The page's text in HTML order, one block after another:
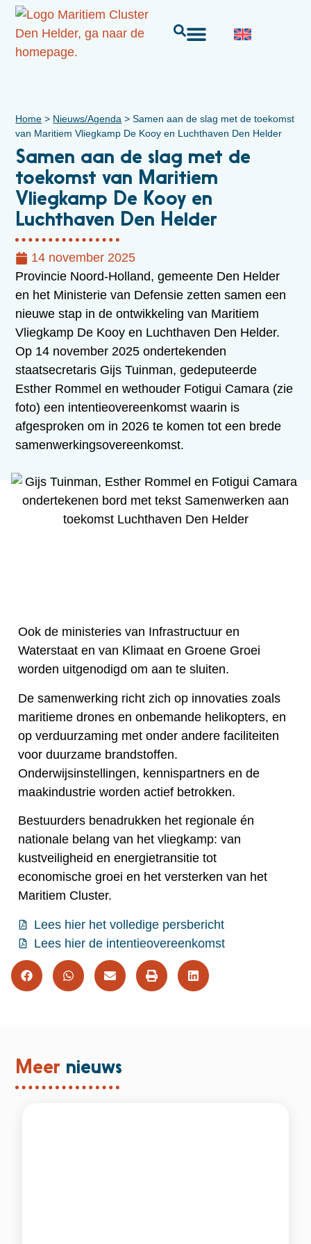
Home > Nieuws/Agenda >Samen aan de slag met de toekomst
van Maritiem Vliegkamp De Kooy en Luchthaven Den Helder
Samen aan de slag met de
toekomst van Maritiem
Vliegkamp De Kooy en
Luchthaven Den Helder
14 november 2025
Provincie Noord-Holland, gemeente Den Helder
en het Ministerie van Defensie zetten samen een
nieuwe stap in de ontwikkeling van Maritiem
Vliegkamp De Kooy en Luchthaven Den Helder.
Op 14 november 2025 ondertekenden
staatsecretaris Gijs Tuinman, gedeputeerde
Esther Rommel en wethouder Fotigui Camara (zie
foto) een intentieovereenkomst waarin is
afgesproken om in 2026 te komen tot een brede
samenwerkingsovereenkomst.
Ook de ministeries van Infrastructuur en
Waterstaat en van Klimaat en Groene Groei
worden uitgenodigd om aan te sluiten.
De samenwerking richt zich op innovaties zoals
maritieme drones en onbemande helikopters, en
op verduurzaming met onder andere faciliteiten
voor duurzame brandstoffen.
Onderwijsinstellingen, kennispartners en de
maakindustrie worden actief betrokken.
Bestuurders benadrukken het regionale én
nationale belang van het vliegkamp: van
kustveiligheid en energietransitie tot
economische groei en het versterken van het
Maritiem Cluster.
Lees hier het volledige persbericht
Lees hier de intentieovereenkomst
Meer nieuws